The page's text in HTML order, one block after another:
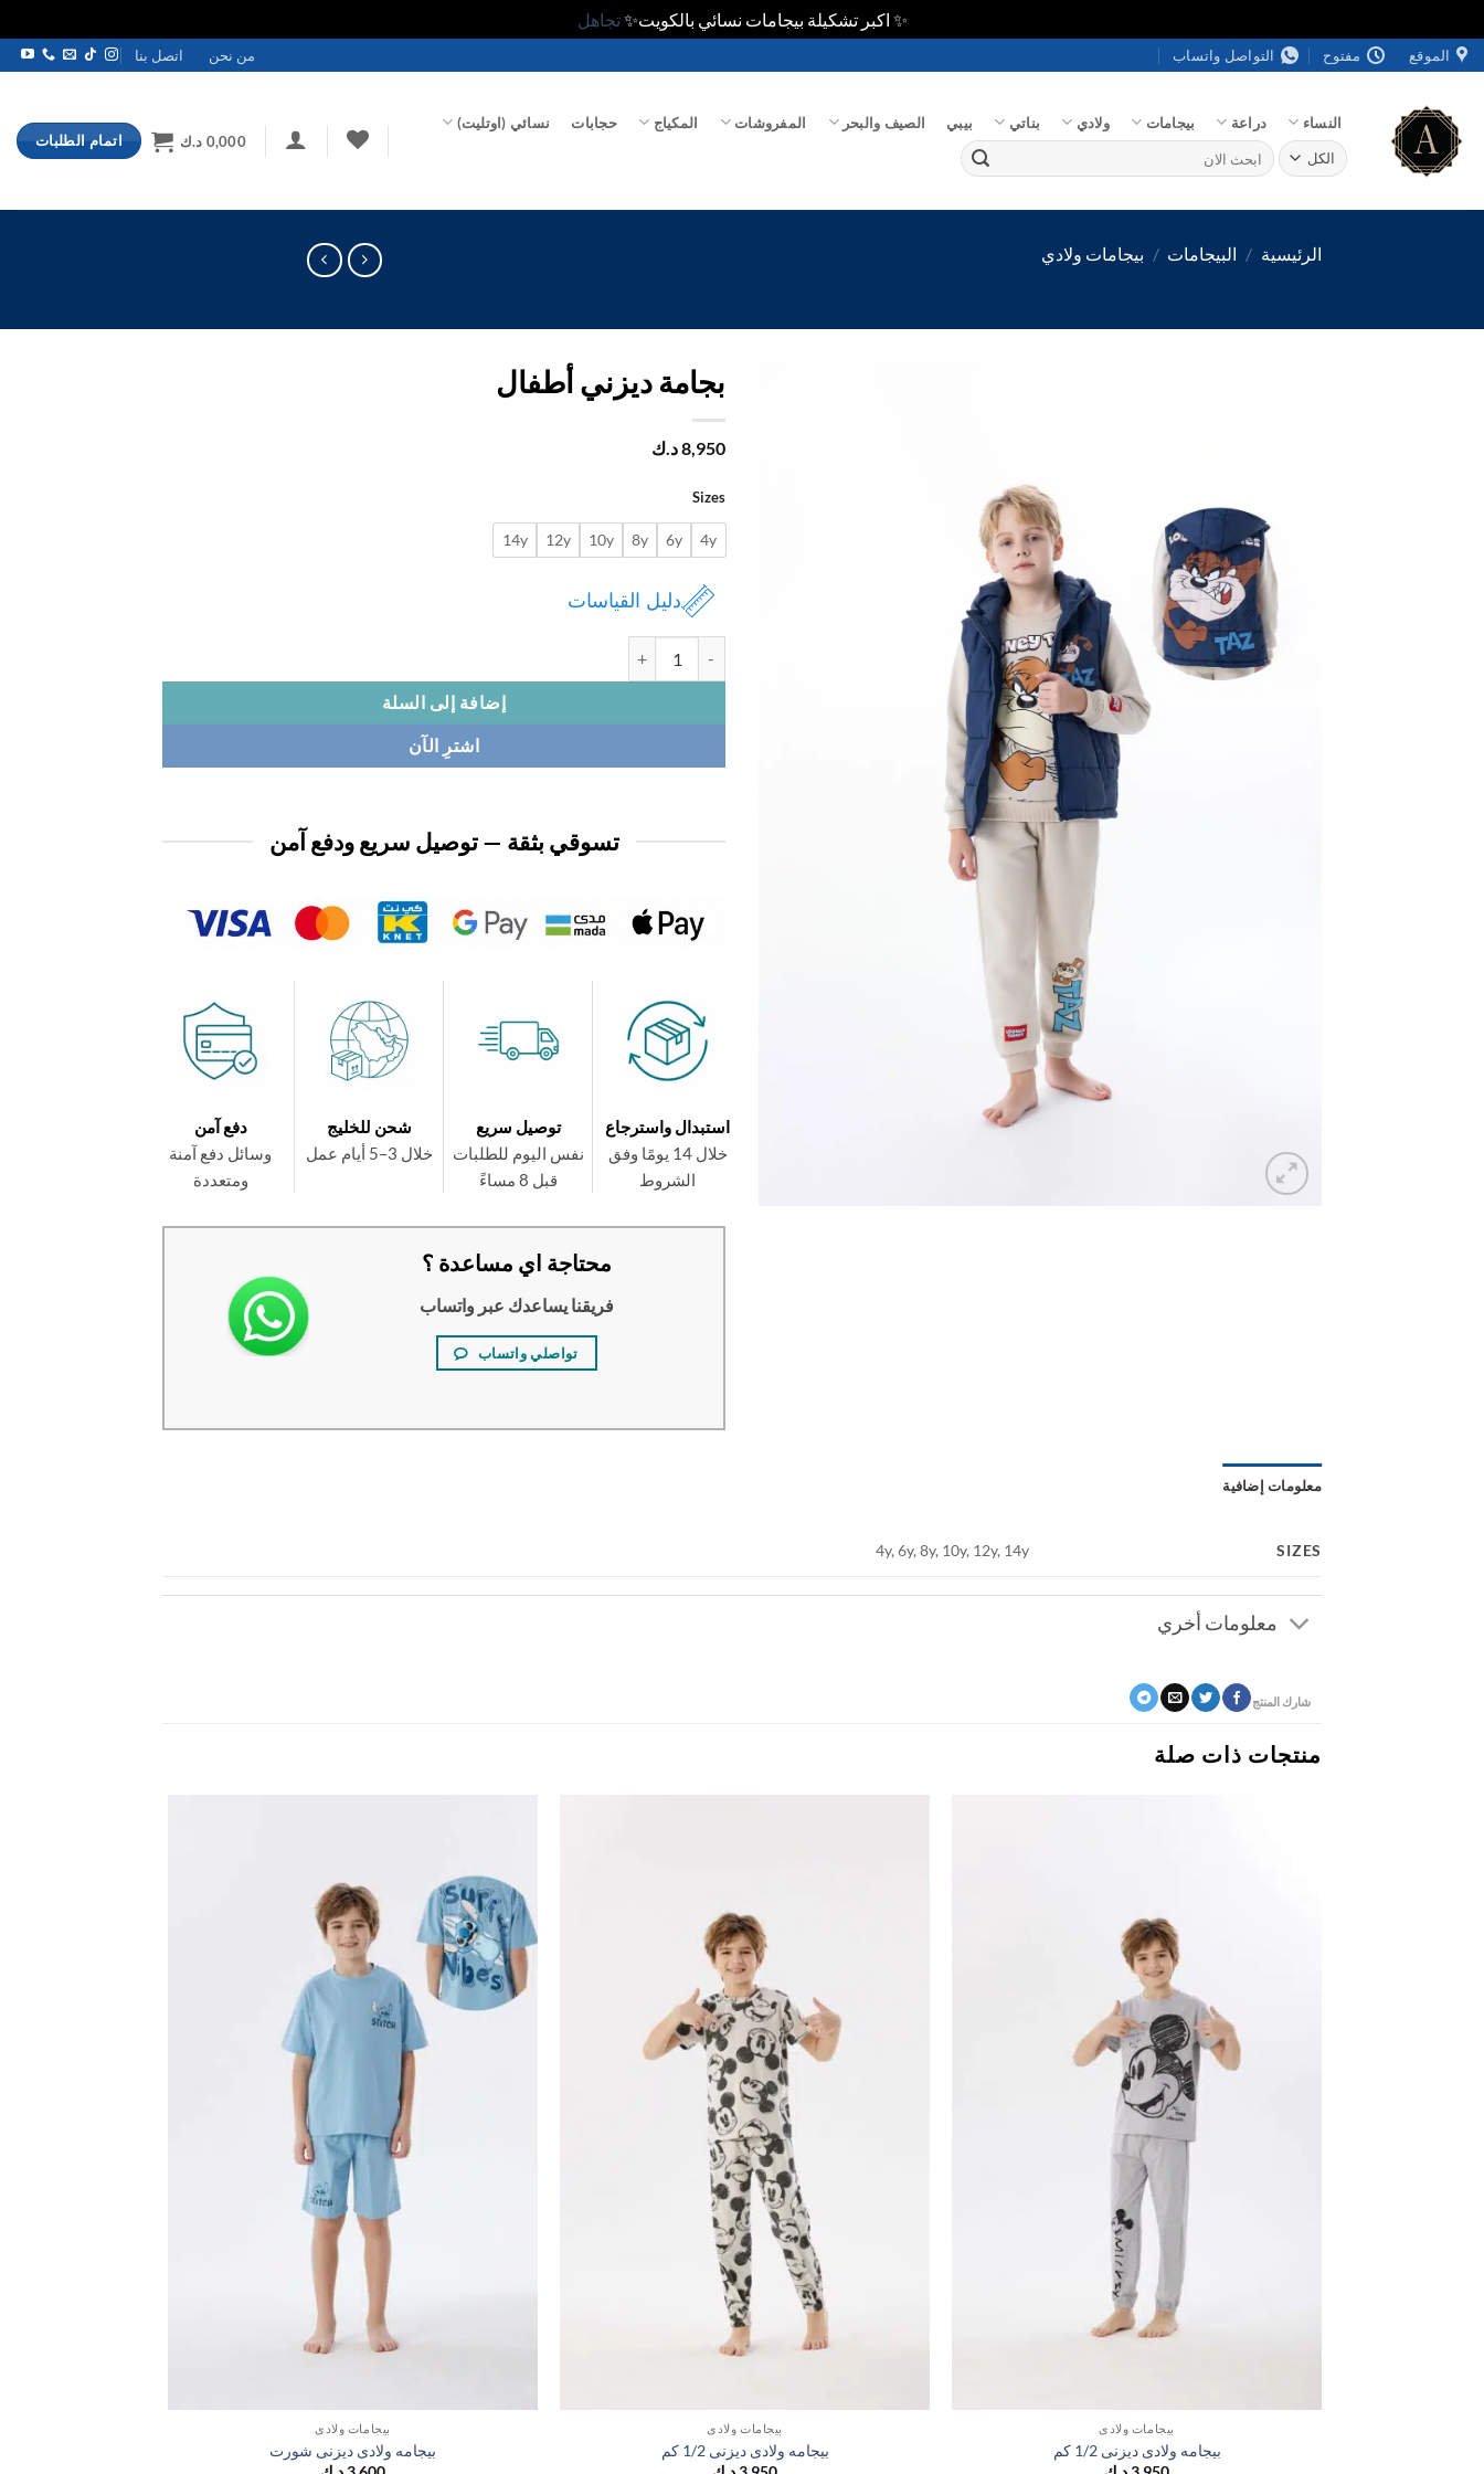
✨ اكبر تشكيلة بيجامات نسائي بالكويت✨تجاهل
تخطي
للمحتوى
الموقع مفتوح التواصل واتساب من نحن اتصل بنا
النساء دراعة بيجامات ولادي بناتي بيبي الصيف والبحر المفروشات المكياج حجابات نسائي (اوتليت)
البحث
عن:
0,000 د.ك اتمام الطلبات
الرئيسية / البيجامات / بيجامات ولادي
بجامة ديزني أطفال
8,950د.ك
Sizes
4y
6y
8y
10y
12y
14y
دليل القياسات
إضافة إلى السلة
اشترِ الآن
تسوقي بثقة — توصيل سريع ودفع آمن
استبدال واسترجاع
خلال 14 يومًا وفق
الشروط
توصيل سريع
نفس اليوم للطلبات
قبل 8 مساءً
شحن للخليج
خلال 3–5 أيام عمل
دفع آمن
وسائل دفع آمنة
ومتعددة
محتاجة اي مساعدة ؟
فريقنا يساعدك عبر واتساب
تواصلي واتساب
معلومات إضافية
SIZES
4y, 6y, 8y, 10y, 12y, 14y
معلومات أخري
شارك المنتج
منتجات ذات صلة
بيجامات ولادي
بيجامه ولادى ديزنى 1/2 كم
بيجامات ولادي
بيجامه ولادى ديزنى 1/2 كم
بيجامات ولادي
بيجامه ولادى ديزنى شورت